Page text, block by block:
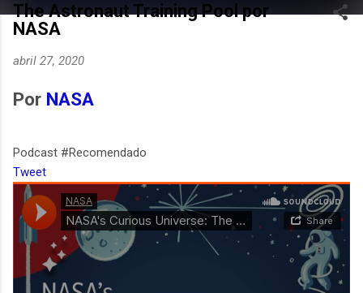
The Astronaut Training Pool por
NASA
abril 27, 2020
Por NASA
Podcast #Recomendado
Tweet